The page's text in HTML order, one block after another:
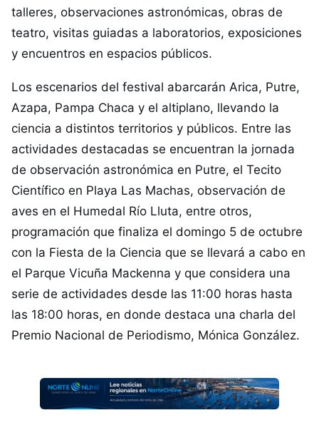
talleres, observaciones astronómicas, obras de
teatro, visitas guiadas a laboratorios, exposiciones
y encuentros en espacios públicos.
Los escenarios del festival abarcarán Arica, Putre,
Azapa, Pampa Chaca y el altiplano, llevando la
ciencia a distintos territorios y públicos. Entre las
actividades destacadas se encuentran la jornada
de observación astronómica en Putre, el Tecito
Científico en Playa Las Machas, observación de
aves en el Humedal Río Lluta, entre otros,
programación que finaliza el domingo 5 de octubre
con la Fiesta de la Ciencia que se llevará a cabo en
el Parque Vicuña Mackenna y que considera una
serie de actividades desde las 11:00 horas hasta
las 18:00 horas, en donde destaca una charla del
Premio Nacional de Periodismo, Mónica González.